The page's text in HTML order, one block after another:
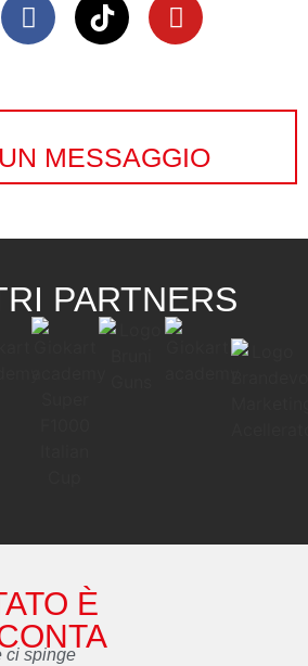
MESSAGGIO
PARTNERS
È
ci spinge